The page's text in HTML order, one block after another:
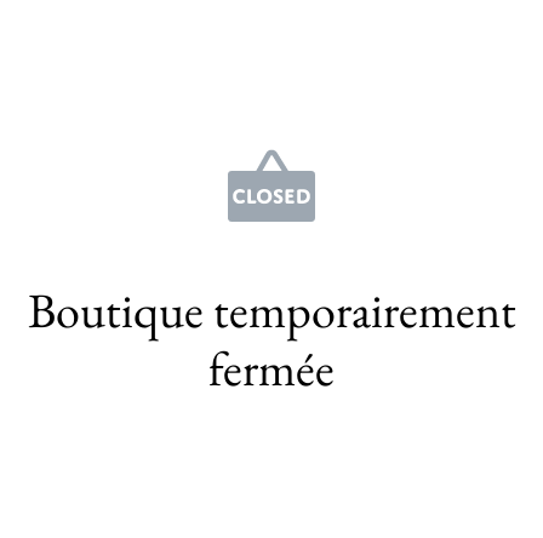
Boutique temporairement
fermée